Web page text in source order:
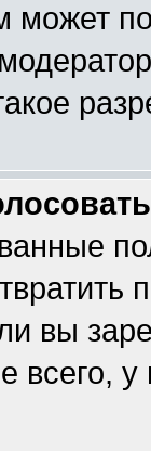
может
вы
всего,